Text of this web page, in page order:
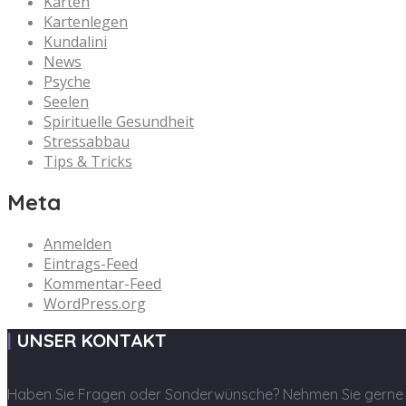
Kartenlegen
Kundalini
News
Psyche
Seelen
Spirituelle Gesundheit
Stressabbau
Tips & Tricks
Meta
Anmelden
Eintrags-Feed
Kommentar-Feed
WordPress.org
UNSER KONTAKT
Haben Sie Fragen oder Sonderwünsche? Nehmen Sie